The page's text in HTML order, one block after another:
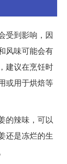
受到影响，因
风味可能会有
建议在烹饪时
或用于烘焙等
的辣味，可以
还是冻烂的生